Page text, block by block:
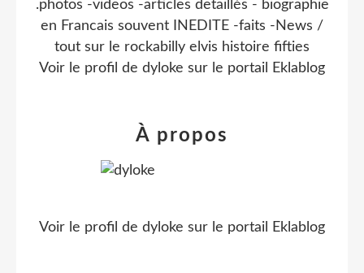
.photos -videos -articles detaillés - biographie
en Francais souvent INEDITE -faits -News /
tout sur le rockabilly elvis histoire fifties
Voir le profil de dyloke sur le portail Eklablog
À propos
Voir le profil de dyloke sur le portail Eklablog